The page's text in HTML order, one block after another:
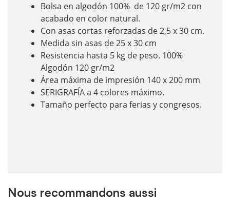
Bolsa en algodón 100% de 120 gr/m2 con
acabado en color natural.
Con asas cortas reforzadas de 2,5 x 30 cm.
Medida sin asas de 25 x 30 cm
Resistencia hasta 5 kg de peso. 100%
Algodón 120 gr/m2
Área máxima de impresión 140 x 200 mm
SERIGRAFÍA a 4 colores máximo.
Tamaño perfecto para ferias y congresos.
Nous recommandons aussi